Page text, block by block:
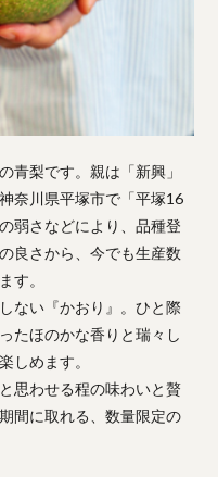
青梨です。親は「新興」
奈川県平塚市で「平塚16
弱さなどにより、品種登
良さから、今でも生産数
す。
ない『かおり』。ひと際
たほのかな香りと瑞々し
しめます。
思わせる程の味わいと贅
間に取れる、数量限定の